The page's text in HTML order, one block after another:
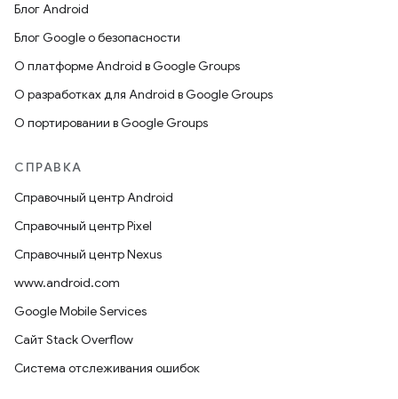
Блог Android
Блог Google о безопасности
О платформе Android в Google Groups
О разработках для Android в Google Groups
О портировании в Google Groups
СПРАВКА
Справочный центр Android
Справочный центр Pixel
Справочный центр Nexus
www.android.com
Google Mobile Services
Сайт Stack Overflow
Система отслеживания ошибок